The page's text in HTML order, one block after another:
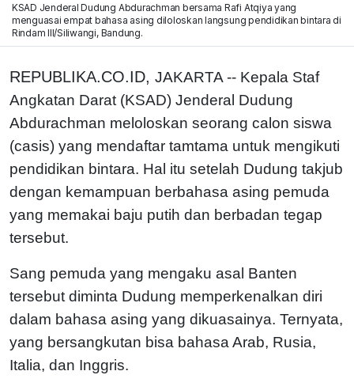
KSAD Jenderal Dudung Abdurachman bersama Rafi Atqiya yang
menguasai empat bahasa asing diloloskan langsung pendidikan bintara di
Rindam III/Siliwangi, Bandung.
REPUBLIKA.CO.ID, JAKARTA -- Kepala Staf
Angkatan Darat (KSAD) Jenderal Dudung
Abdurachman meloloskan seorang calon siswa
(casis) yang mendaftar tamtama untuk mengikuti
pendidikan bintara. Hal itu setelah Dudung takjub
dengan kemampuan berbahasa asing pemuda
yang memakai baju putih dan berbadan tegap
tersebut.
Sang pemuda yang mengaku asal Banten
tersebut diminta Dudung memperkenalkan diri
dalam bahasa asing yang dikuasainya. Ternyata,
yang bersangkutan bisa bahasa Arab, Rusia,
Italia, dan Inggris.